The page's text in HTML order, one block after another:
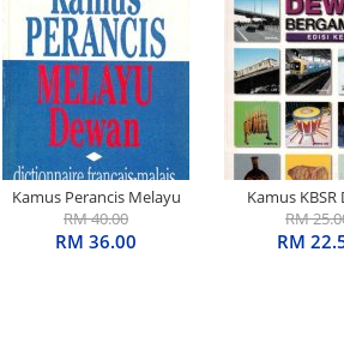
Kamus Perancis Melayu
Dewan
RM 40.00
RM 36.00
Kamus KBSR
Bergambar
RM
RM